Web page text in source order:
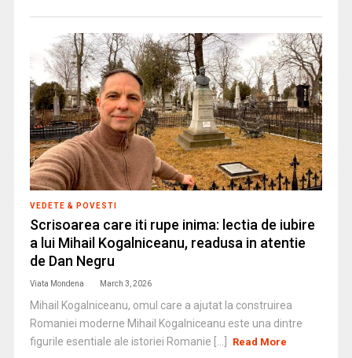
VEDETE & POVESTI
Scrisoarea care iti rupe inima: lectia de iubire
a lui Mihail Kogalniceanu, readusa in atentie
de Dan Negru
Viata Mondena March 3, 2026
Mihail Kogalniceanu, omul care a ajutat la construirea
Romaniei moderne Mihail Kogalniceanu este una dintre
figurile esentiale ale istoriei Romanie [...]
Read More